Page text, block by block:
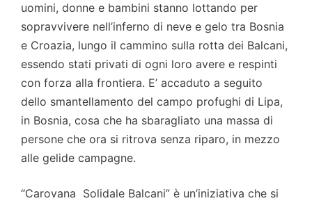
uomini, donne e bambini stanno lottando per
sopravvivere nell’inferno di neve e gelo tra Bosnia
e Croazia, lungo il cammino sulla rotta dei Balcani,
essendo stati privati di ogni loro avere e respinti
con forza alla frontiera. E’ accaduto a seguito
dello smantellamento del campo profughi di Lipa,
in Bosnia, cosa che ha sbaragliato una massa di
persone che ora si ritrova senza riparo, in mezzo
alle gelide campagne.
“Carovana Solidale Balcani” è un’iniziativa che si